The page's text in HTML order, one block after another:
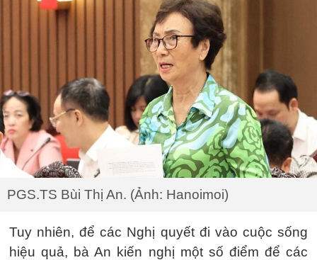
PGS.TS Bùi Thị An. (Ảnh: Hanoimoi)
Tuy nhiên, để các Nghị quyết đi vào cuộc sống
hiệu quả, bà An kiến nghị một số điểm để các